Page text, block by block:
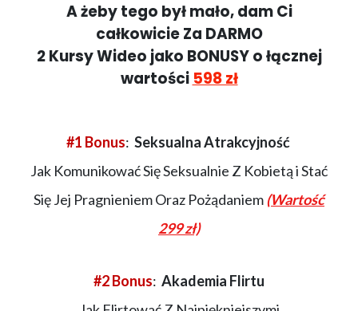
A żeby tego był mało, dam Ci
całkowicie Za DARMO
2 Kursy Wideo jako BONUSY o łącznej
wartości 598 zł
#1 Bonus: Seksualna Atrakcyjność
Jak Komunikować Się Seksualnie Z Kobietą i Stać
Się Jej Pragnieniem Oraz Pożądaniem(Wartość
299 zł)
#2 Bonus: Akademia Flirtu